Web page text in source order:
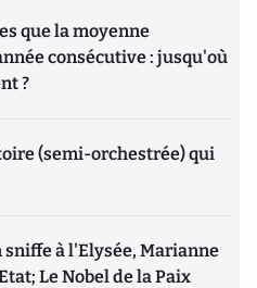
que la moyenne
consécutive : jusqu'où
?
(semi-orchestrée) qui
sniffe à l'Elysée, Marianne
Le Nobel de la Paix